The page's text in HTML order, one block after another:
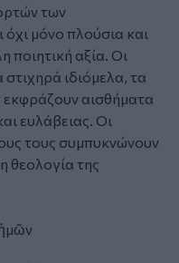
των
μόνο πλούσια και
ποιητική αξία. Οι
ιδιόμελα, τα
εκφράζουν αισθήματα
ευλάβειας. Οι
τους συμπυκνώνουν
θεολογία της